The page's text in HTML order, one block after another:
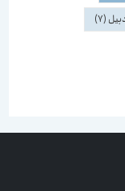
(7)